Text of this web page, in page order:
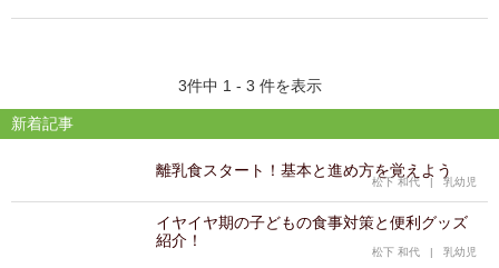
3件中 1 - 3 件を表示
新着記事
離乳食スタート！基本と進め方を覚えよう
松下 和代 | 乳幼児
イヤイヤ期の子どもの食事対策と便利グッズ
紹介！
松下 和代 | 乳幼児